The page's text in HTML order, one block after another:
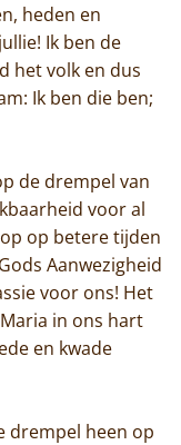
heden en
Ik ben de
het volk en dus
Ik ben die ben;
de drempel van
voor al
op betere tijden
Aanwezigheid
voor ons! Het
in ons hart
en kwade
drempel heen op